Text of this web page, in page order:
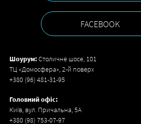
Головний офіс:
Київ, вул. Причальна, 5А
+380 (98) 753-07-97
FACEBOOK
Шоурум:Столичне шосе, 101
ТЦ «Домосфера», 2-й поверх
+380 (96) 481-31-95